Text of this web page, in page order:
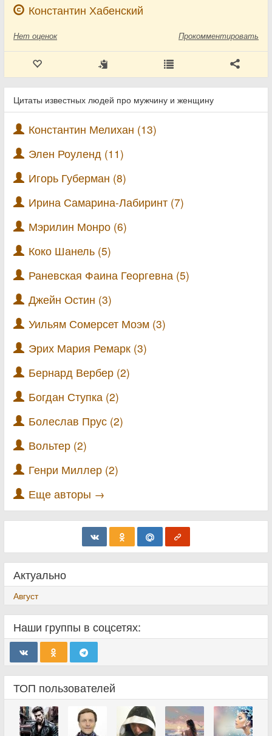
Константин Хабенский
Нет оценок Прокомментировать
Цитаты известных людей про мужчину и женщину
Константин Мелихан (13)
Элен Роуленд (11)
Игорь Губерман (8)
Ирина Самарина-Лабиринт (7)
Мэрилин Монро (6)
Коко Шанель (5)
Раневская Фаина Георгевна (5)
Джейн Остин (3)
Уильям Сомерсет Моэм (3)
Эрих Мария Ремарк (3)
Бернард Вербер (2)
Богдан Ступка (2)
Болеслав Прус (2)
Вольтер (2)
Генри Миллер (2)
Еще авторы →
Актуально
Август
Наши группы в соцсетях:
ТОП пользователей